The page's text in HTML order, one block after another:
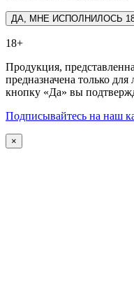
ДА, МНЕ ИСПОЛНИЛОСЬ
18+
Продукция,
предназначена только
кнопку «Да» вы
Подписывайтесь на наш
×